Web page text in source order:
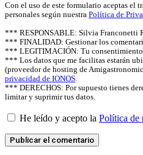
Con el uso de este formulario aceptas el
personales según nuestra Política de
*** RESPONSABLE: Silvia Franconetti
*** FINALIDAD: Gestionar los
*** LEGITIMACIÓN: Tu consentimiento
*** Los datos que me facilitas estarán
(proveedor de hosting de
privacidad de IONOS.
*** DERECHOS: Por supuesto tienes
limitar y suprimir tus datos.
He leído y acepto la Política de